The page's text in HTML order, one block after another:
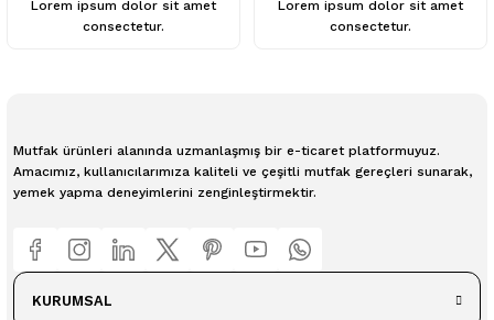
Lorem ipsum dolor sit amet
consectetur.
Lorem ipsum dolor sit amet
consectetur.
Mutfak ürünleri alanında uzmanlaşmış bir e-ticaret platformuyuz.
Amacımız, kullanıcılarımıza kaliteli ve çeşitli mutfak gereçleri sunarak,
yemek yapma deneyimlerini zenginleştirmektir.
KURUMSAL